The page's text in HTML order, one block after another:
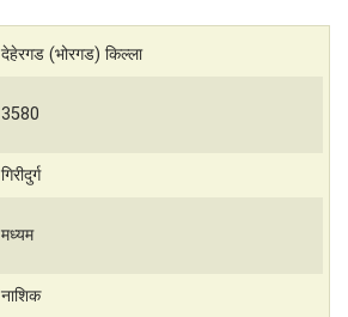
देहेरगड (भोरगड) किल्ला
3580
गिरीदुर्ग
मध्यम
नाशिक